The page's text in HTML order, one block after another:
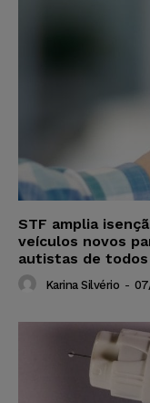
STF amplia
veículos novos
autistas de todos
Karina Silvério -